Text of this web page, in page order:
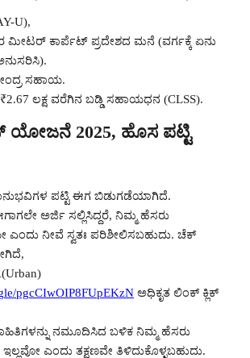
U),
ಮೀಟರ್ ಕಾರ್ಪೆಟ್ ಪ್ರದೇಶದ ಮನೆ (ವರ್ಗಕ್ಕೆ ಏನು
ಸಹಾಯ.
ಲಕ್ಷ ವರೆಗಿನ ಬಡ್ಡಿ ಸಹಾಯಧನ (CLSS).
ಯೋಜನೆ 2025, ಹೊಸ ಪಟ್ಟಿ
ಪಟ್ಟಿ ಈಗ ಬಿಡುಗಡೆಯಾಗಿದೆ.
ಅರ್ಜಿ ಸಲ್ಲಿಸಿದ್ದರೆ, ನಿಮ್ಮ ಹೆಸರು
ನೀವೆ ಸ್ವತಃ ಪರಿಶೀಲಿಸಬಹುದು. ಚೆಕ್
pgcCIwOIP8FUpEKzN ಅಧಿಕೃತ ಲಿಂಕ್ ಕ್ಲಿಕ್
ನಮೂದಿಸಿದ ಬಳಿಕ ನಿಮ್ಮ ಹೆಸರು
ಎಂದು ತಕ್ಷಣವೇ ತಿಳಿದುಕೊಳ್ಳಬಹುದು.